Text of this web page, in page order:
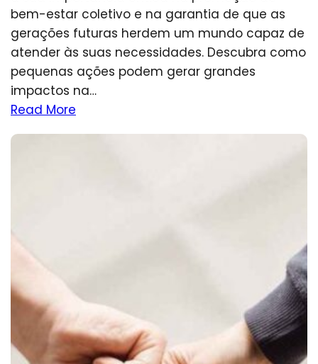
bem-estar coletivo e na garantia de que as
gerações futuras herdem um mundo capaz de
atender às suas necessidades. Descubra como
pequenas ações podem gerar grandes
impactos na…
Read More